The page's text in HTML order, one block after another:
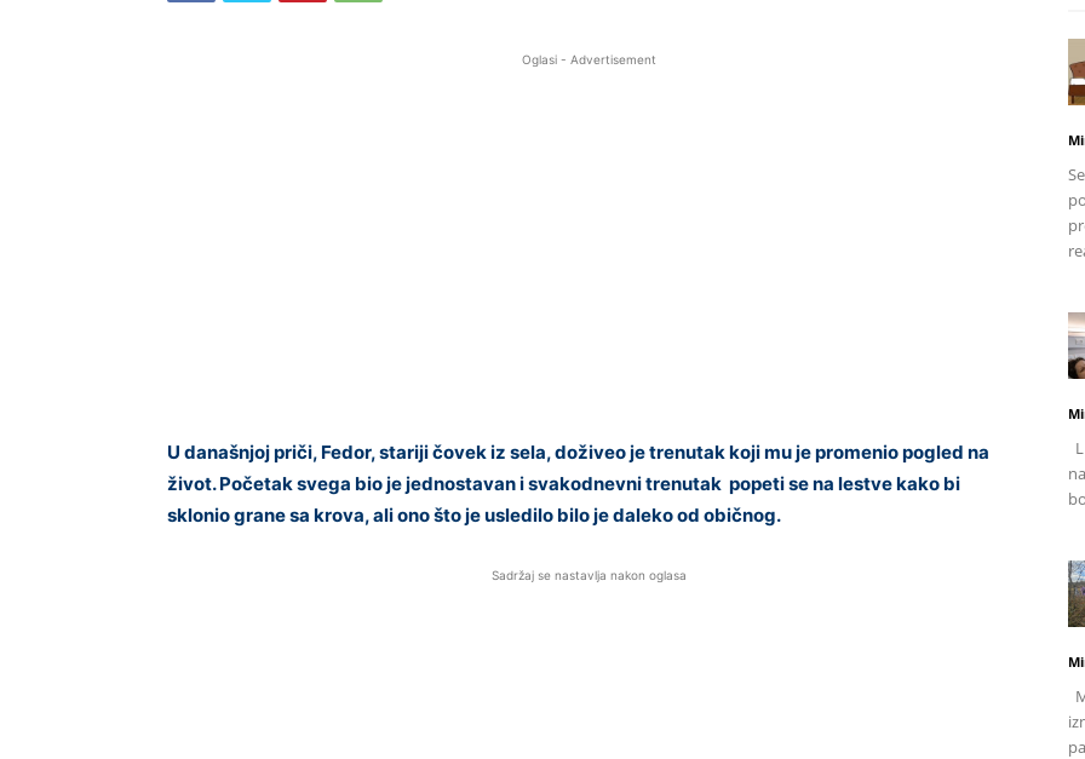
Oglasi - Advertisement
U današnjoj priči, Fedor, stariji čovek iz sela, doživeo je trenutak koji mu je promenio pogled na
život. Početak svega bio je jednostavan i svakodnevni trenutak popeti se na lestve kako bi
sklonio grane sa krova, ali ono što je usledilo bilo je daleko od običnog.
Sadržaj se nastavlja nakon oglasa